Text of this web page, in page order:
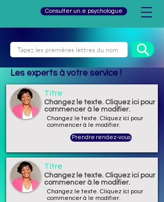
Consulter un.e psychologue
Les experts à votre service !
Titre
Changez le texte. Cliquez ici pour
commencer à le modifier.
Changez le texte. Cliquez ici pour
commencer à le modifier.
Prendre rendez-vous
Titre
Changez le texte. Cliquez ici pour
commencer à le modifier.
Changez le texte. Cliquez ici pour
commencer à le modifier.